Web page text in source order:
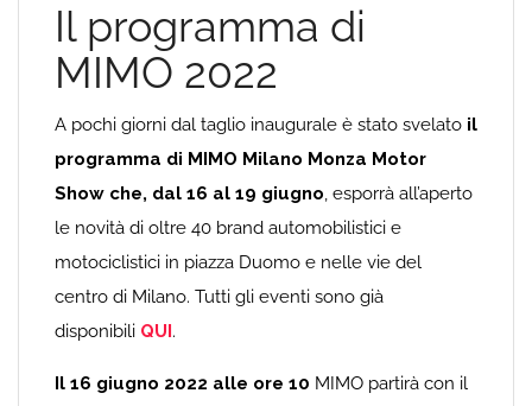
Il programma di
MIMO 2022
A pochi giorni dal taglio inaugurale è stato svelato il
programma di MIMO Milano Monza Motor
Show che, dal 16 al 19 giugno, esporrà all’aperto
le novità di oltre 40 brand automobilistici e
motociclistici in piazza Duomo e nelle vie del
centro di Milano. Tutti gli eventi sono già
disponibili QUI.
Il 16 giugno 2022 alle ore 10 MIMO partirà con il